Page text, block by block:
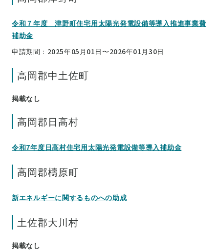
令和７年度 津野町住宅用太陽光発電設備等導入推進事業費
補助金
申請期間：2025年05月01日〜2026年01月30日
高岡郡中土佐町
掲載なし
高岡郡日高村
令和7年度日高村住宅用太陽光発電設備等導入補助金
高岡郡檮原町
新エネルギーに関するものへの助成
土佐郡大川村
掲載なし